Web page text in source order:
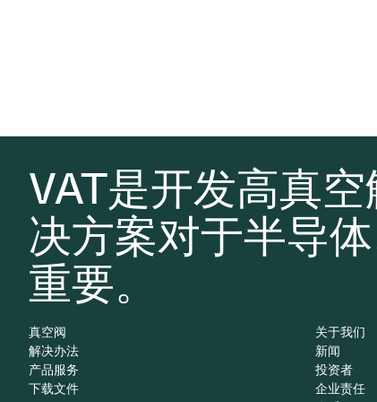
VAT是开发高真
决方案对于半导
重要。
真空阀
解决办法
产品服务
下载文件
关于我们
新闻
投资者
企业责任